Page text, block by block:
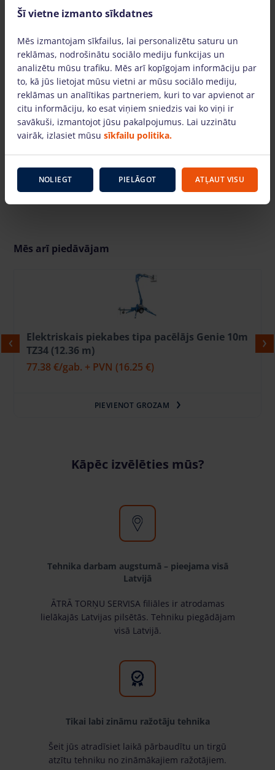
Video
SKATĪTIES VIDEO
Mēs arī piedāvājam
Elektriskais piekabes tipa pacēlājs Genie 10m
TZ34 (12.36 m)
77.38 €/gab. + PVN (16.25 €)
PIEVIENOT GROZAM
Kāpēc izvēlēties mūs?
Tehnika darbam augstumā – pieejama visā
Latvijā
ĀTRĀ TORŅU SERVISA filiāles ir atrodamas
lielākajās Latvijas pilsētās. Tehniku piegādājam
visā Latvijā.
Tikai labi zināmu ražotāju tehnika
Šeit jūs atradīsiet laikā pārbaudītu un tirgū
atzītu tehniku no zināmākajiem ražotājiem.
Šī vietne izmanto sīkdatnes
Mēs izmantojam sīkfailus, lai personalizētu saturu un
reklāmas, nodrošinātu sociālo mediju funkcijas un
analizētu mūsu trafiku. Mēs arī kopīgojam informāciju par
to, kā jūs lietojat mūsu vietni ar mūsu sociālo mediju,
reklāmas un analītikas partneriem, kuri to var apvienot ar
citu informāciju, ko esat viņiem sniedzis vai ko viņi ir
savākuši, izmantojot jūsu pakalpojumus. Lai uzzinātu
vairāk, izlasiet mūsu sīkfailu politika.
NOLIEGT PIELĀGOT ATĻAUT VISU